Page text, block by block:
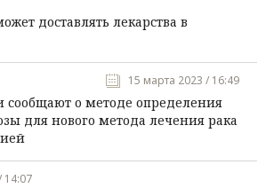
доставлять лекарства в
15 марта 2023 / 16:49
сообщают о методе определения
для нового метода лечения рака
14:07